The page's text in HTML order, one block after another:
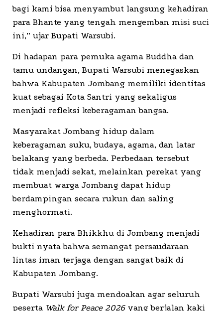
bagi kami bisa menyambut langsung kehadiran
para Bhante yang tengah mengemban misi suci
ini,” ujar Bupati Warsubi.
Di hadapan para pemuka agama Buddha dan
tamu undangan, Bupati Warsubi menegaskan
bahwa Kabupaten Jombang memiliki identitas
kuat sebagai Kota Santri yang sekaligus
menjadi refleksi keberagaman bangsa.
Masyarakat Jombang hidup dalam
keberagaman suku, budaya, agama, dan latar
belakang yang berbeda. Perbedaan tersebut
tidak menjadi sekat, melainkan perekat yang
membuat warga Jombang dapat hidup
berdampingan secara rukun dan saling
menghormati.
Kehadiran para Bhikkhu di Jombang menjadi
bukti nyata bahwa semangat persaudaraan
lintas iman terjaga dengan sangat baik di
Kabupaten Jombang.
Bupati Warsubi juga mendoakan agar seluruh
peserta Walk for Peace 2026yang berjalan kaki